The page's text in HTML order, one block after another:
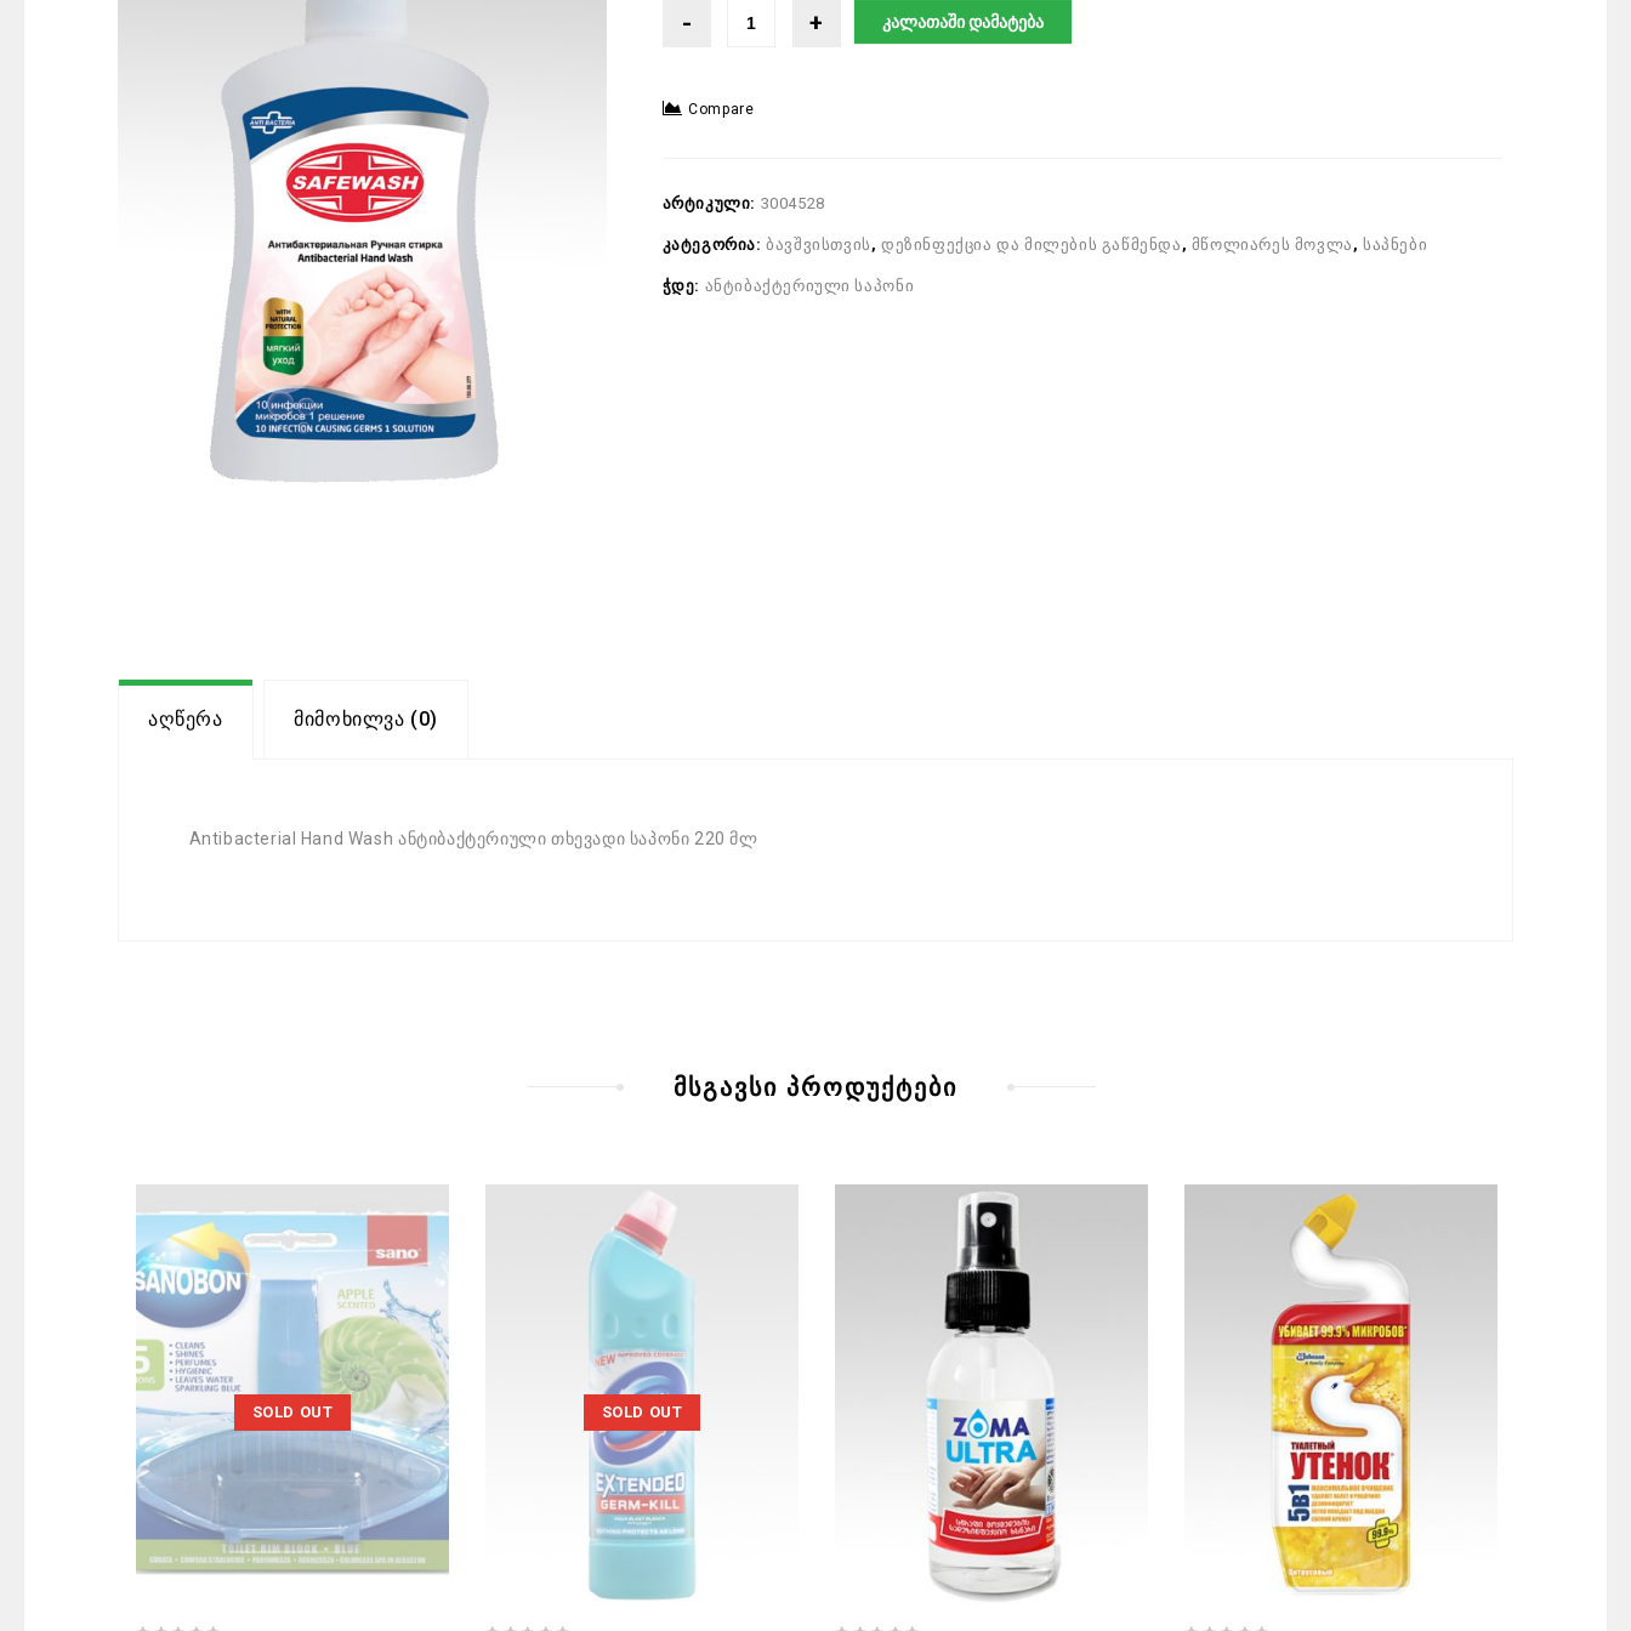
კალათაში დამატება
Compare
არტიკული: 3004528
კატეგორია:ბავშვისთვის , დეზინფექცია და მილების გაწმენდა , მწოლიარეს მოვლა , საპნები
ჭდე: ანტიბაქტერიული საპონი
Აღწერა Მიმოხილვა (0)
Antibacterial Hand Wash ანტიბაქტერიული თხევადი საპონი 220 მლ
მსგავსი პროდუქტები
SOLD OUT SOLD OUT